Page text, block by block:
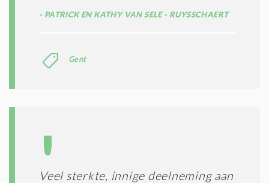
PATRICK EN KATHY VAN SELE - RUYSSCHAERT
Gent
Veel sterkte, innige deelneming aan